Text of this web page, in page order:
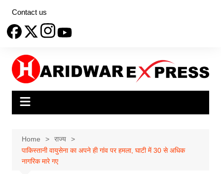
content
Contact us
Home
राज्य
पाकिस्तानी वायुसेना का अपने ही गांव पर हमला, घाटी में 30 से अधिक
नागरिक मारे गए